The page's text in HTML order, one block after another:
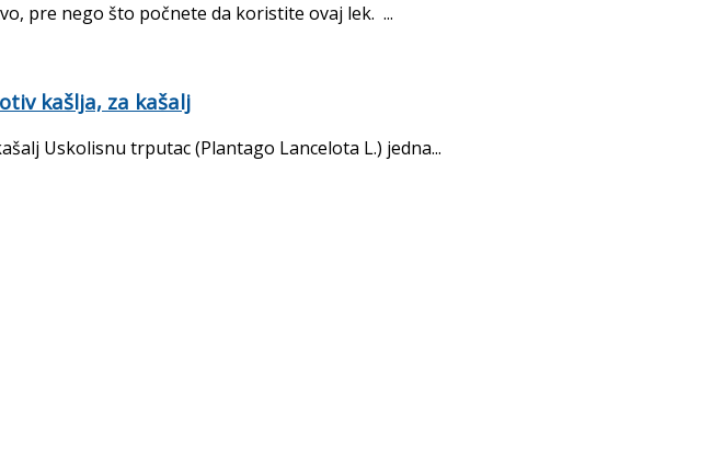
pre nego što počnete da koristite ovaj lek. ...
kašlja, za kašalj
Uskolisnu trputac (Plantago Lancelota L.) jedna...